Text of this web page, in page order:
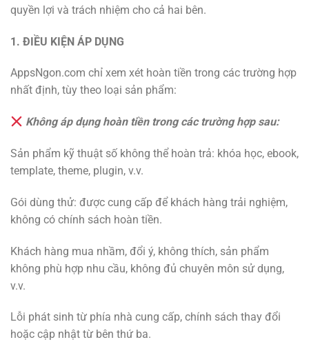
quyền lợi và trách nhiệm cho cả hai bên.
1. ĐIỀU KIỆN ÁP DỤNG
AppsNgon.com chỉ xem xét hoàn tiền trong các trường hợp
nhất định, tùy theo loại sản phẩm:
Không áp dụng hoàn tiền trong các trường hợp sau:
Sản phẩm kỹ thuật số không thể hoàn trả: khóa học, ebook,
template, theme, plugin, v.v.
Gói dùng thử: được cung cấp để khách hàng trải nghiệm,
không có chính sách hoàn tiền.
Khách hàng mua nhầm, đổi ý, không thích, sản phẩm
không phù hợp nhu cầu, không đủ chuyên môn sử dụng,
v.v.
Lỗi phát sinh từ phía nhà cung cấp, chính sách thay đổi
hoặc cập nhật từ bên thứ ba.